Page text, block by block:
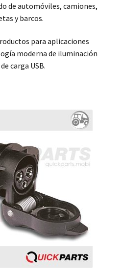
de automóviles, camiones,
y barcos.
para aplicaciones
moderna de iluminación
carga USB.